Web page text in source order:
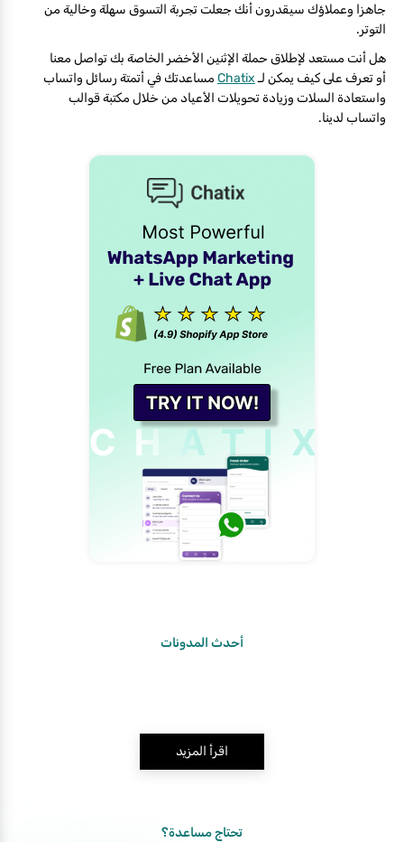
جاهزا وعملاؤك سيقدرون أنك جعلت تجربة التسوق سهلة وخالية من
التوتر.
هل أنت مستعد لإطلاق حملة الإثنين الأخضر الخاصة بك تواصل معنا
أو تعرف على كيف يمكن لـChatix مساعدتك في أتمتة رسائل واتساب
واستعادة السلات وزيادة تحويلات الأعياد من خلال مكتبة قوالب
واتساب لدينا.
أحدث المدونات
اقرأ المزيد
تحتاج مساعدة؟